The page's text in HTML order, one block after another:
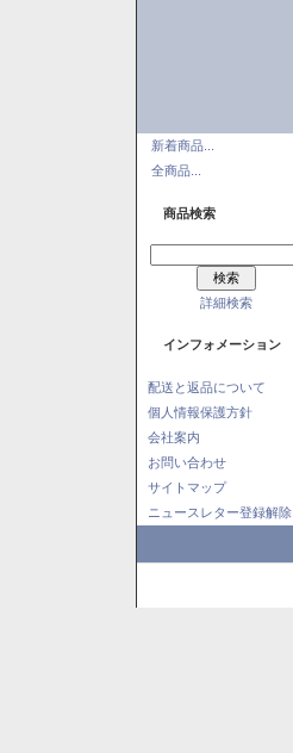
新着商品...
全商品...
商品検索
詳細検索
インフォメーション
配送と返品について
個人情報保護方針
会社案内
お問い合わせ
サイトマップ
ニュースレター登録解除